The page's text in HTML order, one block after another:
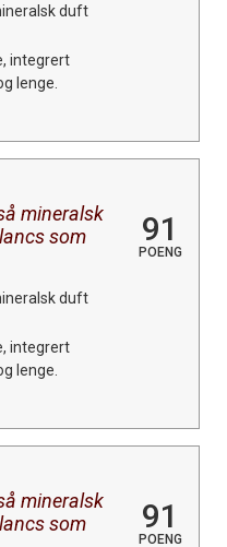
duft
integrert
lenge.
mineralsk
som
91
POENG
duft
integrert
lenge.
mineralsk
som
91
POENG